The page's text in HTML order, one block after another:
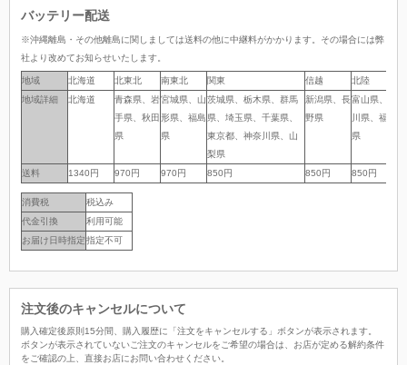
バッテリー配送
※沖縄離島・その他離島に関しましては送料の他に中継料がかかります。その場合には弊
社より改めてお知らせいたします。
地域 北海道 北東北 南東北 関東 信越 北陸
地域詳細
北海道
青森県、岩
手県、秋田
県
宮城県、山
形県、福島
県
茨城県、栃木県、群馬
県、埼玉県、千葉県、
東京都、神奈川県、山
梨県
新潟県、長
野県
富山県、石
川県、福井
県
送料 1340円 970円 970円 850円 850円 850円
地域
地域詳細
送料
消費税
税込み
代金引換
利用可能
お届け日時指定指定不可
注文後のキャンセルについて
購入確定後原則15分間、購入履歴に「注文をキャンセルする」ボタンが表示されます。
ボタンが表示されていないご注文のキャンセルをご希望の場合は、お店が定める解約条件
をご確認の上、直接お店にお問い合わせください。